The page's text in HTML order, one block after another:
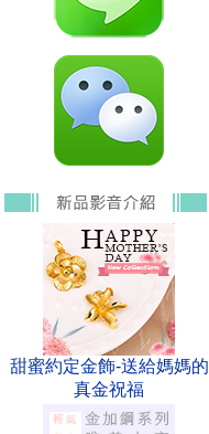
甜蜜約定金飾-送給媽媽的
真金祝福